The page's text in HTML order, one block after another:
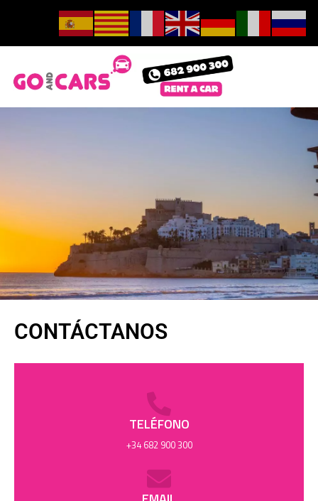
CONTÁCTANOS
TELÉFONO
+34 682 900 300